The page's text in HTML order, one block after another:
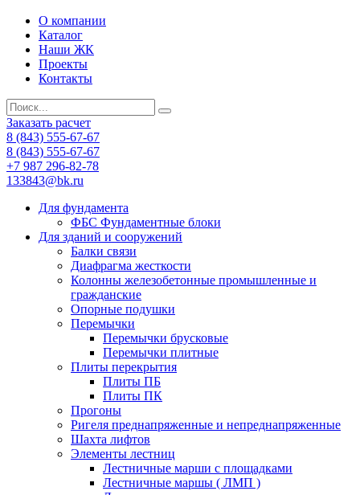
О компании
Каталог
Наши ЖК
Проекты
Контакты
Заказать расчет
8 (843) 555-67-67
8 (843) 555-67-67
+7 987 296-82-78
133843@bk.ru
Для фундамента
ФБС Фундаментные блоки
Для зданий и сооружений
Балки связи
Диафрагма жесткости
Колонны железобетонные промышленные и
гражданские
Опорные подушки
Перемычки
Перемычки брусковые
Перемычки плитные
Плиты перекрытия
Плиты ПБ
Плиты ПК
Прогоны
Ригеля преднапряженные и непреднапряженные
Шахта лифтов
Элементы лестниц
Лестничные марши с площадками
Лестничные маршы ( ЛМП )